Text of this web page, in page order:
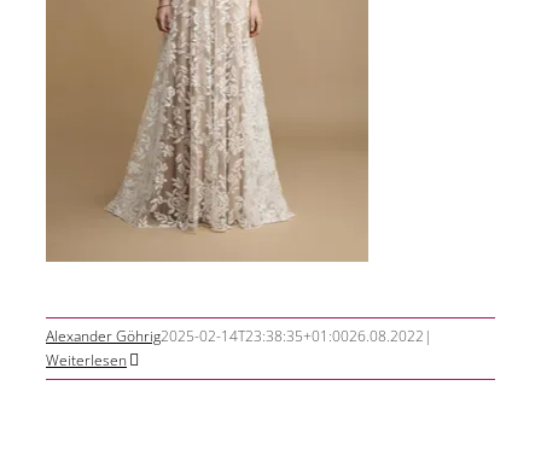
Alexander Göhrig2025-02-14T23:38:35+01:0026.08.2022 |
Weiterlesen